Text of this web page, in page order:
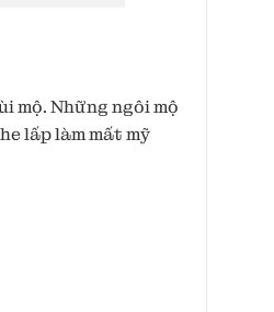
mộ. Những ngôi mộ
lấp làm mất mỹ